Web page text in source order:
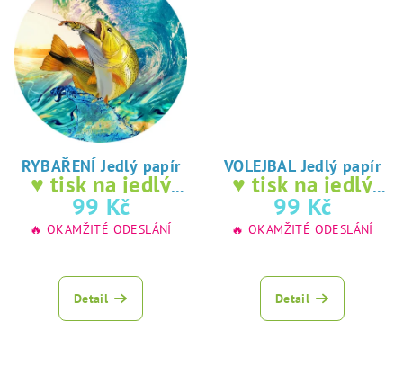
RYBAŘENÍ Jedlý papír
♥ tisk na jedlý
papír
99 Kč
🔥 OKAMŽITÉ ODESLÁNÍ
Detail
VOLEJBAL Jedlý papír
♥ tisk na jedlý
papír
99 Kč
🔥 OKAMŽITÉ ODESLÁNÍ
Detail